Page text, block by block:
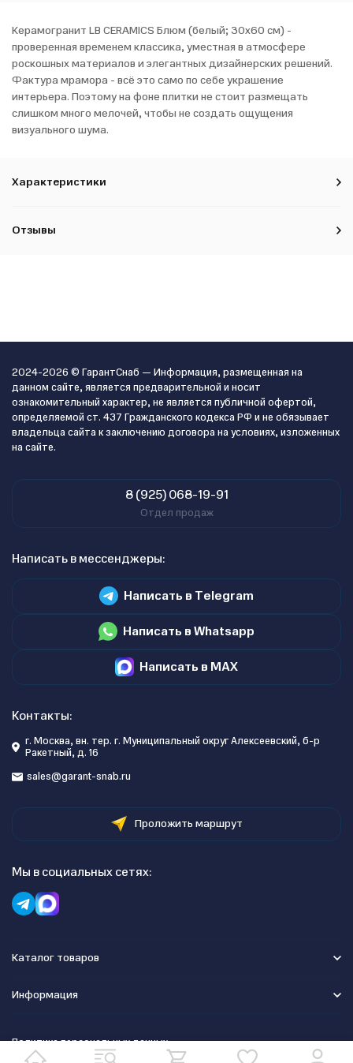
Керамогранит LB CERAMICS Блюм (белый; 30x60 см) -
проверенная временем классика, уместная в атмосфере
роскошных материалов и элегантных дизайнерских решений.
Фактура мрамора - всё это само по себе украшение
интерьера. Поэтому на фоне плитки не стоит размещать
слишком много мелочей, чтобы не создать ощущения
визуального шума.
Характеристики
Отзывы
2024-2026 © ГарантСнаб — Информация, размещенная на
данном сайте, является предварительной и носит
ознакомительный характер, не является публичной офертой,
определяемой ст. 437 Гражданского кодекса РФ и не обязывает
владельца сайта к заключению договора на условиях, изложенных
на сайте.
8 (925) 068-19-91
Отдел продаж
Написать в мессенджеры:
Написать в Telegram
Написать в Whatsapp
Написать в MAX
Контакты:
г. Москва, вн. тер. г. Муниципальный округ Алексеевский, б-р
Ракетный, д. 16
sales@garant-snab.ru
Проложить маршрут
Мы в социальных сетях:
Каталог товаров
Информация
Политика персональных данных